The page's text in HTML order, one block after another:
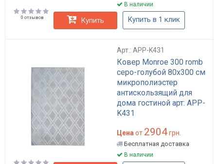
В наличии
0 отзывов Купить Купить в 1 клик
Арт.: APP-K431
Ковер Monroe 300 romb
серо-голубой 80x300 см
микрополиэстер
антискользящий для
дома гостиной арт: APP-
K431
Цена от 2904грн.
Бесплатная доставка
В наличии